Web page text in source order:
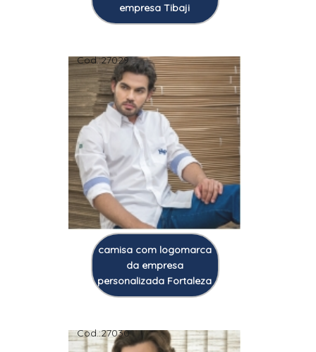
empresa Tibaji
Cod.:27029
camisa com logomarca
da empresa
personalizada Fortaleza
Cod.:27030